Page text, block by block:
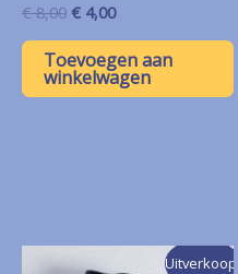
€8,00 Oorspronkelijke
was:
€ 8,00.
€ 4,00Huidige
is:
€ 4,00.
Toevoegen aan
winkelwagen
Uitverkoop!